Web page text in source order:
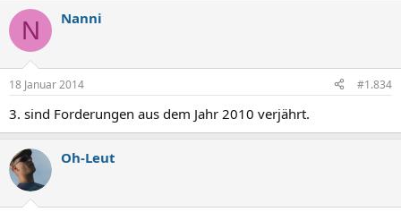
N Nanni
18 Januar 2014 #1.834
3. sind Forderungen aus dem Jahr 2010 verjährt.
Oh-Leut